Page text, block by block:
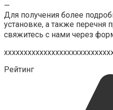
—
Для получения более
установке, а также
свяжитесь с нами через
Рейтинг